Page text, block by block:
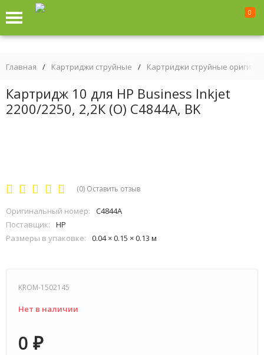
0
Главная / Картриджи струйные / Картриджи струйные
Картридж 10 для HP Business Inkjet
2200/2250, 2,2К (O) C4844A, BK
(0) Оставить отзыв
Оригинальный номер:
C4844A
Поставщик:
HP
Размеры в упаковке:
0.04 × 0.15 × 0.13 м
KROM-1502145
Нет в наличии
0 ₽